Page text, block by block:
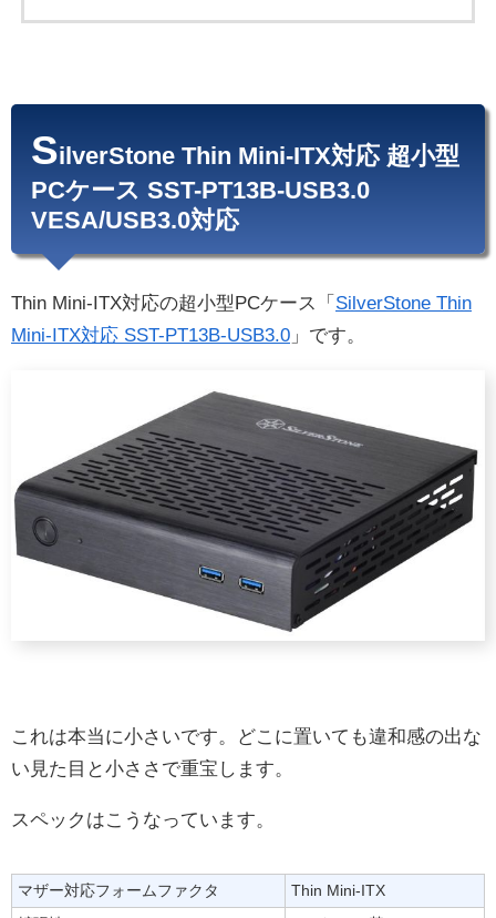
SilverStone Thin Mini-ITX対応 超小型
PCケース SST-PT13B-USB3.0
VESA/USB3.0対応
Thin Mini-ITX対応の超小型PCケース「 SilverStone Thin
Mini-ITX対応 SST-PT13B-USB3.0 」です。
これは本当に小さいです。どこに置いても違和感の出な
い見た目と小ささで重宝します。
スペックはこうなっています。
マザー対応フォームファクタ
Thin Mini-ITX